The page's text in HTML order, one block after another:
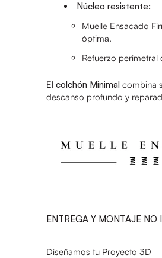
Núcleo resistente:
Muelle Ensacado
óptima.
Refuerzo
El colchón Minimal combina
descanso profundo y
ENTREGA Y MONTAJE
Diseñamos tu Proyecto 3D